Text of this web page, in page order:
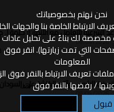
نحن نهتم بخصوصياتك
الارتباط الخاصة بنا والجهات
مخصصة لك بناءً على تحليل
التي تمت زيارتها). انقر فوق
المعلومات
تعريف الارتباط بالنقر فوق
/ رفضها بالنقر فوق
قبول
الشرعية للتعامل مع الأنهار || كلمة
الاثيوبي وآثاره الكارثية على